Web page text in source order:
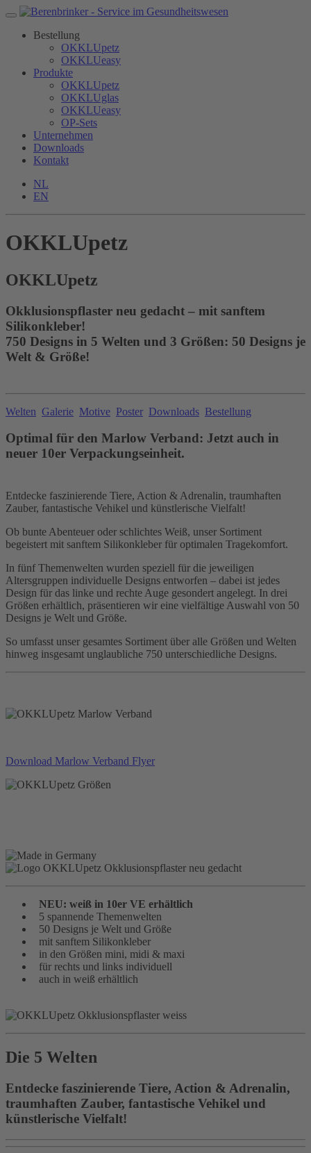
Bestellung
OKKLUpetz
OKKLUeasy
Produkte
OKKLUpetz
OKKLUglas
OKKLUeasy
OP-Sets
Unternehmen
Downloads
Kontakt
NL
EN
OKKLUpetz
OKKLUpetz
Okklusionspflaster neu gedacht – mit sanftem
Silikonkleber!
750 Designs in 5 Welten und 3 Größen: 50 Designs je
Welt & Größe!
Welten Galerie Motive Poster Downloads Bestellung
Optimal für den Marlow Verband: Jetzt auch in
neuer 10er Verpackungseinheit.
Entdecke faszinierende Tiere, Action & Adrenalin, traumhaften
Zauber, fantastische Vehikel und künstlerische Vielfalt!
Ob bunte Abenteuer oder schlichtes Weiß, unser Sortiment
begeistert mit sanftem Silikonkleber für optimalen Tragekomfort.
In fünf Themenwelten wurden speziell für die jeweiligen
Altersgruppen individuelle Designs entworfen – dabei ist jedes
Design für das linke und rechte Auge gesondert angelegt. In drei
Größen erhältlich, präsentieren wir eine vielfältige Auswahl von 50
Designs je Welt und Größe.
So umfasst unser gesamtes Sortiment über alle Größen und Welten
hinweg insgesamt unglaubliche 750 unterschiedliche Designs.
Download Marlow Verband Flyer
NEU: weiß in 10er VE erhältlich
5 spannende Themenwelten
50 Designs je Welt und Größe
mit sanftem Silikonkleber
in den Größen mini, midi & maxi
für rechts und links individuell
auch in weiß erhältlich
Die 5 Welten
Entdecke faszinierende Tiere, Action & Adrenalin,
traumhaften Zauber, fantastische Vehikel und
künstlerische Vielfalt!